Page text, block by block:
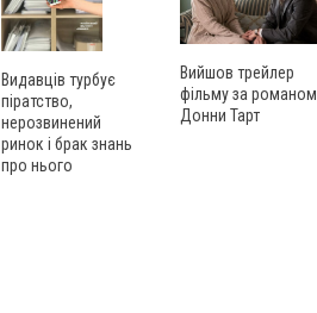
Видавців турбує
піратство,
нерозвинений
ринок і брак знань
про нього
Вийшов трейлер
фільму за романом
Донни Тарт